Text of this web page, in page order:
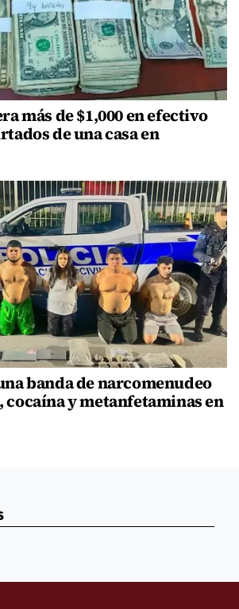
más de $1,000 en efectivo
de una casa en
banda de narcomenudeo
cocaína y metanfetaminas en